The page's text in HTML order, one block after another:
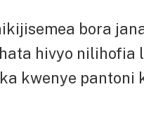
bora
hivyo
kwenye pantoni